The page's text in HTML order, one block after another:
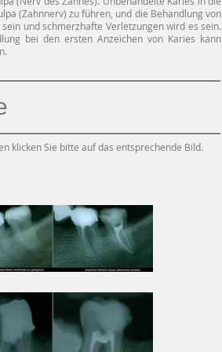
(Zahnnerv) zu führen, und die Behandlung von
und schmerzhafte Verletzungen wird es sein.
bei den ersten Anzeichen von Karies kann
klicken Sie bitte auf das entsprechende Bild.